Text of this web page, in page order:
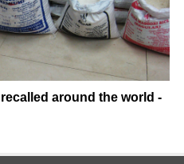
around the world -